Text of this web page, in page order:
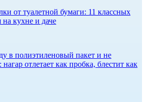
от туалетной бумаги: 11 классных
кухне и даче
в полиэтиленовый пакет и не
нагар отлетает как пробка, блестит как